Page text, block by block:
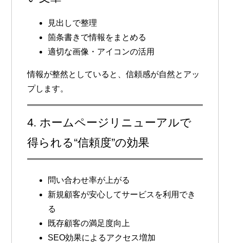
見出しで整理
箇条書きで情報をまとめる
適切な画像・アイコンの活用
情報が整然としていると、信頼感が自然とアッ
プします。
4. ホームページリニューアルで
得られる“信頼度”の効果
問い合わせ率が上がる
新規顧客が安心してサービスを利用でき
る
既存顧客の満足度向上
SEO効果によるアクセス増加